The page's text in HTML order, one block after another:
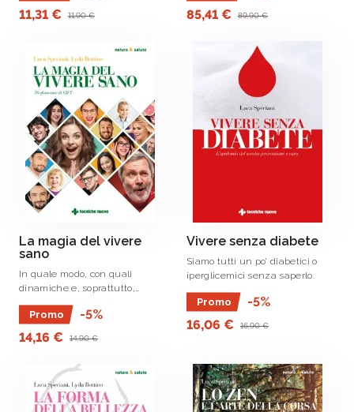
primarie e medie inferiori,
finanziato dai ristoranti del
11,31 €
11,90 €
85,41 €
89,90 €
La magia del vivere
sano
In quale modo, con quali
dinamiche e, soprattutto,
perché tante persone si sono
avvicinate al metodo GIFT? Il
volume risponde a queste e
molte altre domande ed è un
Promo
-5%
14,16 €
14,90 €
Vivere senza diabete
Siamo tutti un po’ diabetici o
iperglicemici senza saperlo.
Promo
-5%
16,06 €
16,90 €